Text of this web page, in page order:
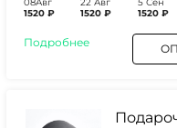
1520 ₽
1520 ₽
1520 ₽
Подробнее